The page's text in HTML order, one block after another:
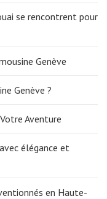
se rencontrent pour
Genève
Genève ?
Aventure
élégance et
en Haute-